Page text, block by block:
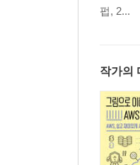
4.4 Feature
4.5 텐서보
4.6 오픈포
4.7 오픈포
펍, 2...
작가의